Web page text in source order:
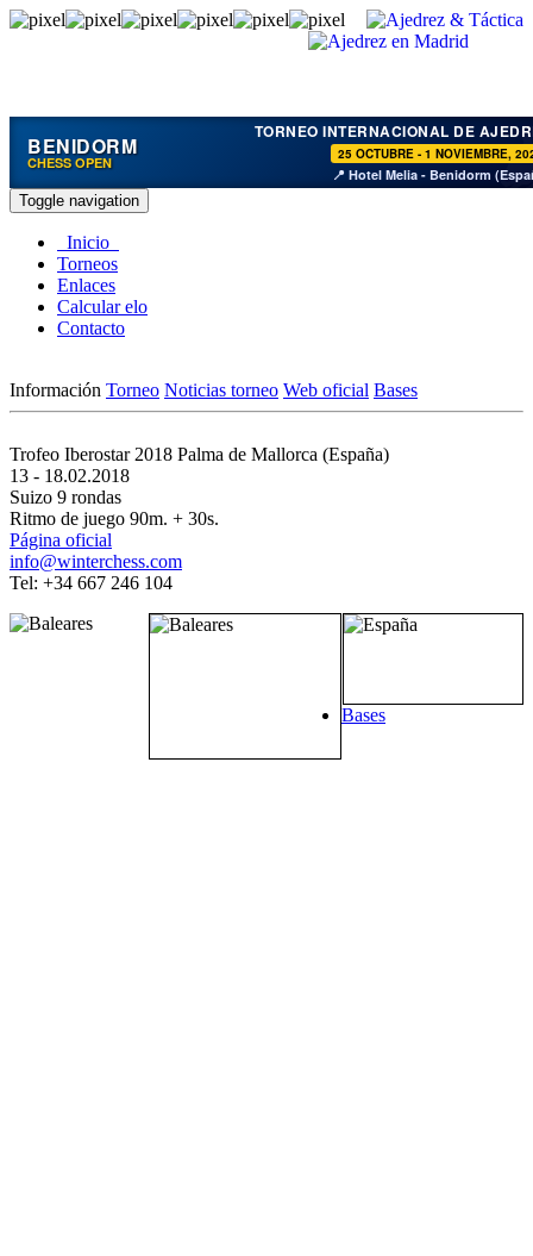
BENIDORM
CHESS OPEN
TORNEO INTERNACIONAL DE
25 OCTUBRE - 1 NOVIEMBRE,
📍 Hotel Melia - Benidorm
Toggle navigation
Inicio
Torneos
Enlaces
Calcular elo
Contacto
Información Torneo Noticias torneo Web oficial Bases
Trofeo Iberostar 2018 Palma de Mallorca (España)
13 - 18.02.2018
Suizo 9 rondas
Ritmo de juego 90m. + 30s.
Página oficial
info@winterchess.com
Tel: +34 667 246 104
Bases